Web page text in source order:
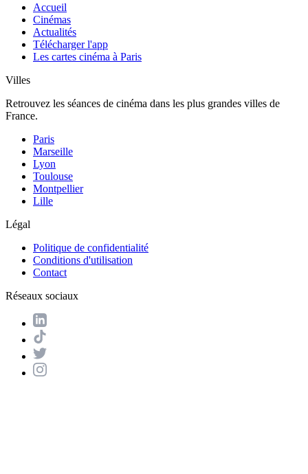
Accueil
Cinémas
Actualités
Télécharger l'app
Les cartes cinéma à Paris
Villes
Retrouvez les séances de cinéma dans les plus grandes villes de
France.
Paris
Marseille
Lyon
Toulouse
Montpellier
Lille
Légal
Politique de confidentialité
Conditions d'utilisation
Contact
Réseaux sociaux